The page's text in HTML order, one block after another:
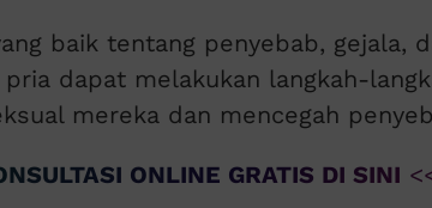
baik tentang penyebab, gejala,
dapat melakukan langkah-
mereka dan mencegah
ONLINE GRATIS DI SINI